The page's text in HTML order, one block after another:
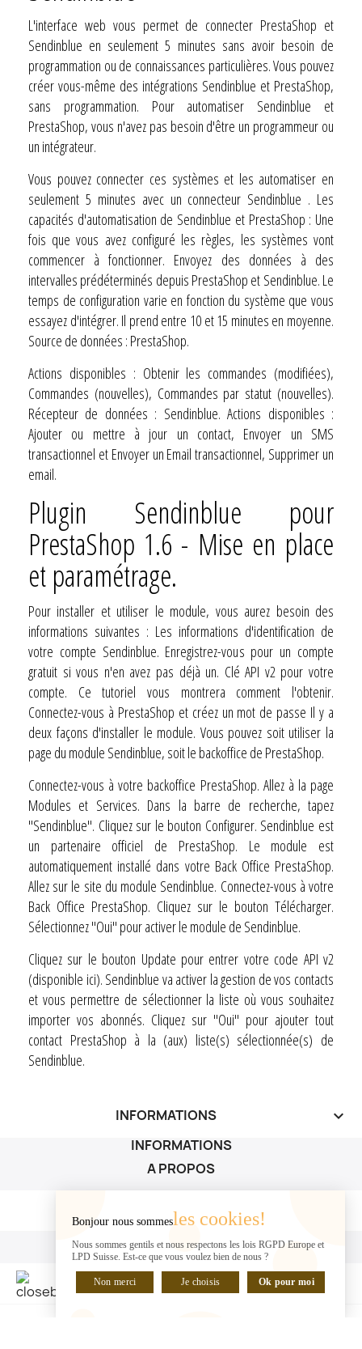
L'interface web vous permet de connecter PrestaShop et
Sendinblue en seulement 5 minutes sans avoir besoin de
programmation ou de connaissances particulières. Vous pouvez
créer vous-même des intégrations Sendinblue et PrestaShop,
sans programmation. Pour automatiser Sendinblue et
PrestaShop, vous n'avez pas besoin d'être un programmeur ou
un intégrateur.
Vous pouvez connecter ces systèmes et les automatiser en
seulement 5 minutes avec un connecteur Sendinblue . Les
capacités d'automatisation de Sendinblue et PrestaShop : Une
fois que vous avez configuré les règles, les systèmes vont
commencer à fonctionner. Envoyez des données à des
intervalles prédéterminés depuis PrestaShop et Sendinblue. Le
temps de configuration varie en fonction du système que vous
essayez d'intégrer. Il prend entre 10 et 15 minutes en moyenne.
Source de données : PrestaShop.
Actions disponibles : Obtenir les commandes (modifiées),
Commandes (nouvelles), Commandes par statut (nouvelles).
Récepteur de données : Sendinblue. Actions disponibles :
Ajouter ou mettre à jour un contact, Envoyer un SMS
transactionnel et Envoyer un Email transactionnel, Supprimer un
email.
Plugin Sendinblue pour
PrestaShop 1.6 - Mise en place
et paramétrage.
Pour installer et utiliser le module, vous aurez besoin des
informations suivantes : Les informations d'identification de
votre compte Sendinblue. Enregistrez-vous pour un compte
gratuit si vous n'en avez pas déjà un. Clé API v2 pour votre
compte. Ce tutoriel vous montrera comment l'obtenir.
Connectez-vous à PrestaShop et créez un mot de passe Il y a
deux façons d'installer le module. Vous pouvez soit utiliser la
page du module Sendinblue, soit le backoffice de PrestaShop.
Connectez-vous à votre backoffice PrestaShop. Allez à la page
Modules et Services. Dans la barre de recherche, tapez
"Sendinblue". Cliquez sur le bouton Configurer. Sendinblue est
un partenaire officiel de PrestaShop. Le module est
automatiquement installé dans votre Back Office PrestaShop.
Allez sur le site du module Sendinblue. Connectez-vous à votre
Back Office PrestaShop. Cliquez sur le bouton Télécharger.
Sélectionnez "Oui" pour activer le module de Sendinblue.
Cliquez sur le bouton Update pour entrer votre code API v2
(disponible ici). Sendinblue va activer la gestion de vos contacts
et vous permettre de sélectionner la liste où vous souhaitez
importer vos abonnés. Cliquez sur "Oui" pour ajouter tout
contact PrestaShop à la (aux) liste(s) sélectionnée(s) de
Sendinblue.
INFORMATIONS keyboard_arrow_down
INFORMATIONS
A PROPOS
A PROPOS
VOTRE COMPTE
VOTRE COMPTE
Bonjour nous sommesles cookies!
Nous sommes gentils et nous respectons les lois RGPD Europe et
LPD Suisse. Est-ce que vous voulez bien de nous ?
Non merci Je choisis Ok pour moi
DISCUTER EN LIGNE